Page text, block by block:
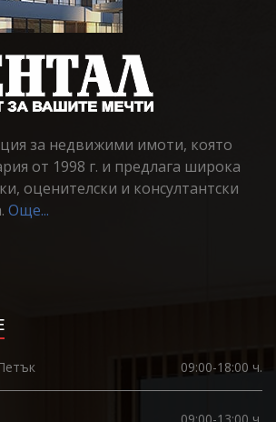
за недвижими имоти, която
от 1998 г. и предлага широка
оценителски и консултантски
Още...
09:00-18:00 ч.